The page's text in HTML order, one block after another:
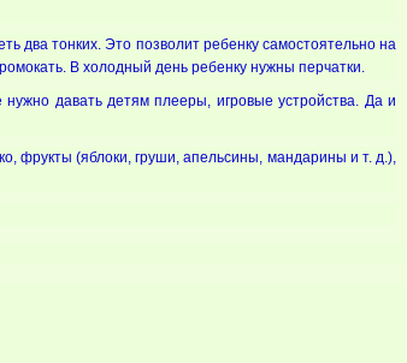
два тонких. Это позволит ребенку самостоятельно на
В холодный день ребенку нужны перчатки.
давать детям плееры, игровые устройства. Да и
фрукты (яблоки, груши, апельсины, мандарины и т. д.),